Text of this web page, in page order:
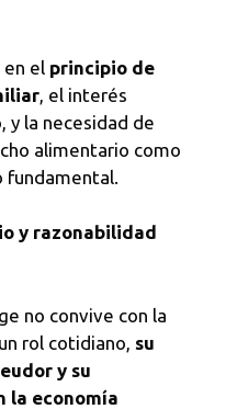
en el principio de
, el interés
y la necesidad de
alimentario como
fundamental.
y razonabilidad
no convive con la
rol cotidiano, su
y su
la economía